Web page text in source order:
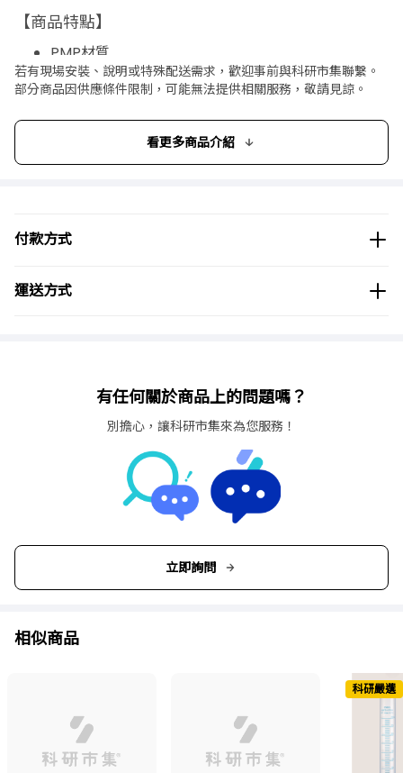
【商品特點】
PMP材質
符合DIN 12681的A級標準，且附證書
若有現場安裝、說明或特殊配送需求，歡迎事前與科研市集聯繫。
部分商品因供應條件限制，可能無法提供相關服務，敬請見諒。
看更多商品介紹
付款方式
運送方式
有任何關於商品上的問題嗎？
別擔心，讓科研市集來為您服務！
立即詢問
相似商品
科研嚴選